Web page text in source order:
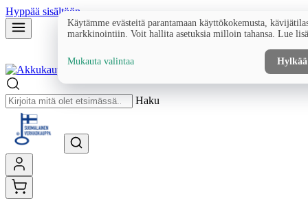
Hyppää sisältöön
Haku
Käytämme evästeitä parantamaan käyttökokemusta,
markkinointiin. Voit hallita asetuksia milloin tahansa. Lue
Mukauta valintaa Hylkää